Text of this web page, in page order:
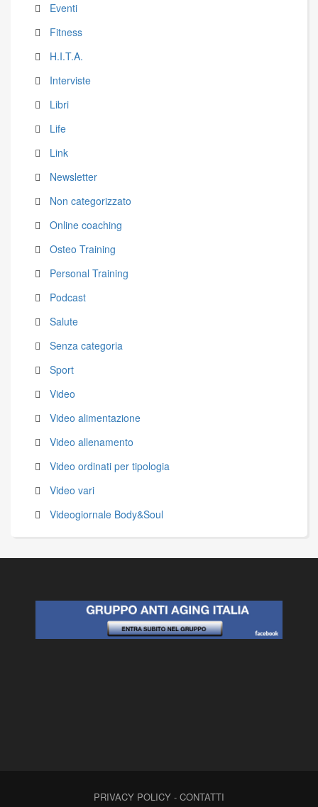
Eventi
Fitness
H.I.T.A.
Interviste
Libri
Life
Link
Newsletter
Non categorizzato
Online coaching
Osteo Training
Personal Training
Podcast
Salute
Senza categoria
Sport
Video
Video alimentazione
Video allenamento
Video ordinati per tipologia
Video vari
Videogiornale Body&Soul
PRIVACY POLICY - CONTATTI